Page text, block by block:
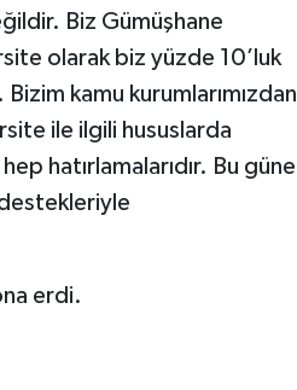
Biz Gümüşhane
olarak biz yüzde 10’luk
kamu kurumlarımızdan
ile ilgili hususlarda
hatırlamalarıdır. Bu güne
erdi.